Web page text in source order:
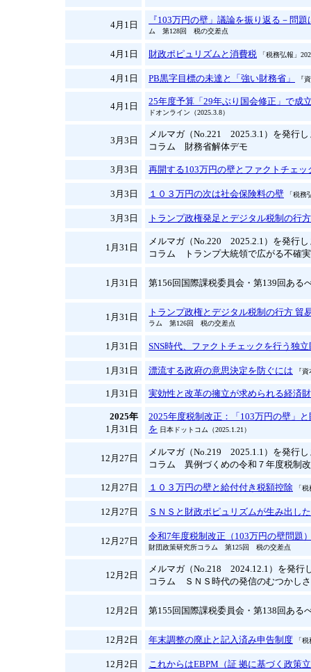
4月1日 『103万円の壁」議論を振り返る－問
ム 第128回 税の交差点
4月1日 財政ポピュリズムと消費税 「税務弘報」
4月1日 PB黒字目標の未達と「強い財務省」 『
4月1日 25年度予算「29年ぶり国会修正」で成
ドオンライン（2025.3.8）
3月3日
メルマガ（No.221 2025.3.1）を発行し
コラム 財務省解体デモ
3月3日 再開する103万円の壁とファクトチェッ
3月3日 １０３万円の次は社会保険料の壁 「税務
3月3日 トランプ政権発足とデジタル税制の行方
1月31日
メルマガ（No.220 2025.2.1）を発行し
コラム トランプ大統領で広がる不確
1月31日 第156回国際課税委員会・第139回ある
1月31日 トランプ政権とデジタル税制の行方 貿
ラム 第126回 税の交差点
1月31日 SNS時代、ファクトチェックを行う独
1月31日 漂流する政府の意思決定を防ぐには 『
1月31日 実効性と改革の擁立が求められる経済
2025年
1月31日
2025年度税制改正：「103万円の壁」
を 日本ドットコム（2025.1.21）
12月27日
メルマガ（No.219 2025.1.1）を発行し
コラム 異例づくめの令和７年度税制
12月27日 １０３万円の壁と給付付き税額控除 「
12月27日 ＳＮＳと財政ポピュリズムが生み出し
12月27日 令和7年度税制改正（103万円の壁問題
財団政策研究所コラム 第125回 税の交差点
12月2日
メルマガ（No.218 2024.12.1）を発行
コラム ＳＮＳ時代の発信のむつかしさ
12月2日 第155回国際課税委員会・第138回ある
12月2日 年末調整の廃止と記入済み申告制度 「
12月2日 これからはEBPM（証 拠に基づく政策